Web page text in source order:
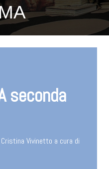
seconda
Vivinetto a cura di